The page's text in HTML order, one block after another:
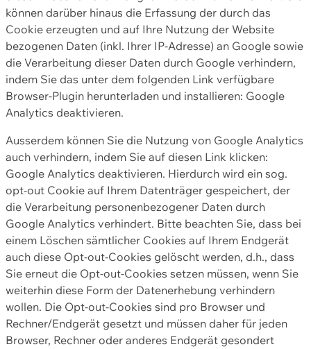
können darüber hinaus die Erfassung der durch das
Cookie erzeugten und auf Ihre Nutzung der Website
bezogenen Daten (inkl. Ihrer IP-Adresse) an Google sowie
die Verarbeitung dieser Daten durch Google verhindern,
indem Sie das unter dem folgenden Link verfügbare
Browser-Plugin herunterladen und installieren: Google
Analytics deaktivieren.
Ausserdem können Sie die Nutzung von Google Analytics
auch verhindern, indem Sie auf diesen Link klicken:
Google Analytics deaktivieren. Hierdurch wird ein sog.
opt-out Cookie auf Ihrem Datenträger gespeichert, der
die Verarbeitung personenbezogener Daten durch
Google Analytics verhindert. Bitte beachten Sie, dass bei
einem Löschen sämtlicher Cookies auf Ihrem Endgerät
auch diese Opt-out-Cookies gelöscht werden, d.h., dass
Sie erneut die Opt-out-Cookies setzen müssen, wenn Sie
weiterhin diese Form der Datenerhebung verhindern
wollen. Die Opt-out-Cookies sind pro Browser und
Rechner/Endgerät gesetzt und müssen daher für jeden
Browser, Rechner oder anderes Endgerät gesondert